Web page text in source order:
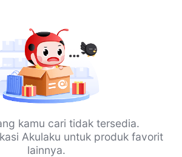
kamu cari tidak tersedia.
Akulaku untuk produk favorit
lainnya.